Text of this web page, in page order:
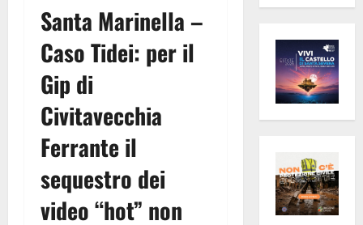
Santa Marinella –
Caso Tidei: per il
Gip di
Civitavecchia
Ferrante il
sequestro dei
video “hot” non